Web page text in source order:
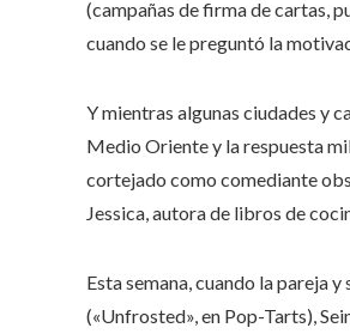
(campañas de firma de cartas,
cuando se le preguntó la
Y mientras algunas ciudades y
Medio Oriente y la respuesta
cortejado como comediante
Jessica, autora de libros de
Esta semana, cuando la pareja
(«Unfrosted», en Pop-Tarts),